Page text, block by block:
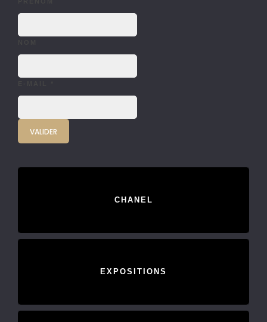
CHANEL
EXPOSITIONS